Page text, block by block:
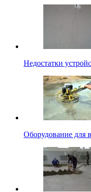
Недостатки
Оборудование для